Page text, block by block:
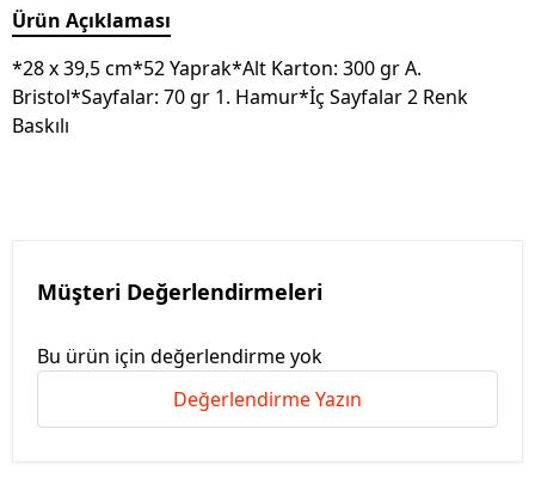
Ürün Açıklaması
*28 x 39,5 cm*52 Yaprak*Alt Karton: 300 gr A.
Bristol*Sayfalar: 70 gr 1. Hamur*İç Sayfalar 2 Renk
Baskılı
Müşteri Değerlendirmeleri
Bu ürün için değerlendirme yok
Değerlendirme Yazın